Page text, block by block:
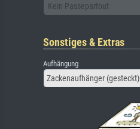
Kein Passepartout
Sonstiges & Extras
Aufhängung
Zackenaufhänger (gesteckt)